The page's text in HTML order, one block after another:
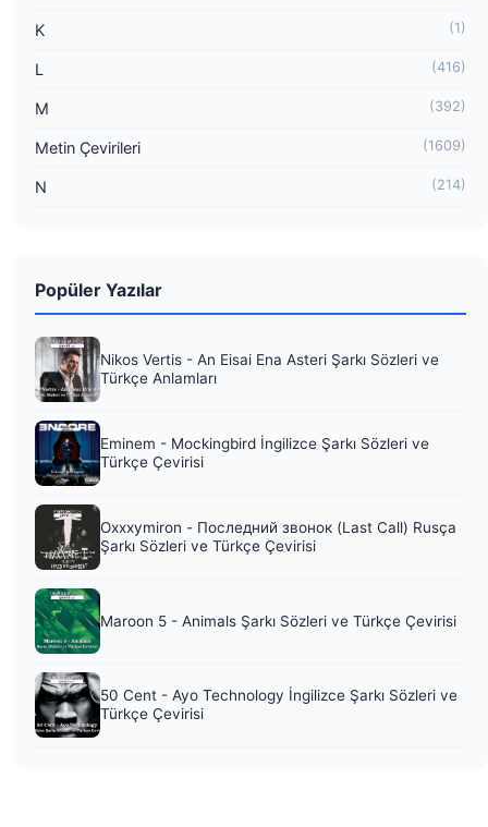
K (1)
L (416)
M (392)
Metin Çevirileri (1609)
N (214)
Popüler Yazılar
Nikos Vertis - An Eisai Ena Asteri Şarkı Sözleri ve
Türkçe Anlamları
Eminem - Mockingbird İngilizce Şarkı Sözleri ve
Türkçe Çevirisi
Oxxxymiron - Последний звонок (Last Call) Rusça
Şarkı Sözleri ve Türkçe Çevirisi
Maroon 5 - Animals Şarkı Sözleri ve Türkçe Çevirisi
50 Cent - Ayo Technology İngilizce Şarkı Sözleri ve
Türkçe Çevirisi